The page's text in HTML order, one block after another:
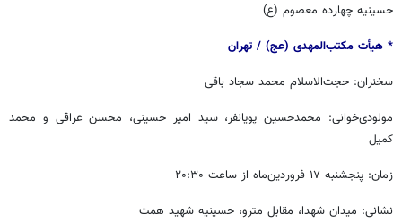
حسینیه چهارده معصوم (ع)
* هیأت مکتب‌المهدی (عج) / ‏‬تهران
سخنران: حجت‌الاسلام محمد سجاد باقی
مولودی‌خوانی: محمدحسین پویانفر، سید امیر حسینی، محسن عراقی و محمد
کمیل
زمان: پنجشنبه ۱۷ فروردین‌ماه از ساعت ۲۰:۳۰
نشانی: میدان شهدا، مقابل مترو، حسینیه شهید همت